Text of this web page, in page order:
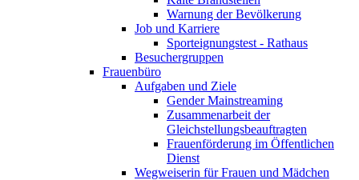
Warnung der Bevölkerung
Job und Karriere
Sporteignungstest - Rathaus
Besuchergruppen
Frauenbüro
Aufgaben und Ziele
Gender Mainstreaming
Zusammenarbeit der
Gleichstellungsbeauftragten
Frauenförderung im Öffentlichen
Dienst
Wegweiserin für Frauen und Mädchen